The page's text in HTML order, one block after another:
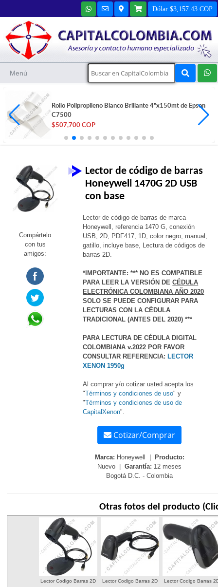
Dólar $3,157.43 COP
Menú
UPS CDP de 1200VA/1.2KVA/700W 120VCA con AVR -
R-SMART1210
$486,000 COP
Compártelo
con tus
amigos:
Lector de código de barras
Honeywell 1470G 2D USB
con base
Lector de código de barras de marca
Honeywell, referencia 1470 G, conexión
USB, 2D, PDF417, 1D, color negro, manual,
gatillo, incluye base, Lectura de códigos de
barras 2D.
*IMPORTANTE: *** NO ES COMPATIBLE
PARA LEER LA VERSIÓN DECÉDULA
ELECTRÓNICA COLOMBIANA AÑO 2020
SOLO SE PUEDE CONFIGURAR PARA
LECTURAS CON LA CÉDULA
TRADICIONAL (ANTES DEL 2020) ***
PARA LECTURA DE CÉDULA DIGITAL
COLOMBIANA v.2022 POR FAVOR
CONSULTAR REFERENCIA: LECTOR
XENON 1950g
Al comprar y/o cotizar usted acepta los
"Términos y condiciones de uso" y
"Términos y condiciones de uso de
CapitalXenon".
Cotizar/Comprar
Marca: Honeywell |
Producto:
Nuevo |Garantía: 12 meses
Bogotá D.C. - Colombia
Otras fotos del producto
Lector Codigo Barras 2D
Lector Codigo Barras 2D
Lector Codigo Barras